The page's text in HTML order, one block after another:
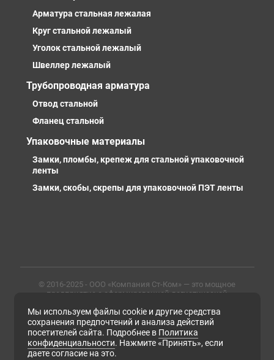
Арматура стальная лежалая
Круг стальной лежалый
Уголок стальной лежалый
Швеллер лежалый
Трубопроводная арматура
Отвод стальной
Фланец стальной
Упаковочные материалы
Замки, пломбы, крепеж для стальной упаковочной
ленты
Замки, скобы, скрепы для упаковочной ПЭТ ленты
© 2016-2025 - ООО «Компания Ст-Ком» — это мощное
предприятие с сформированной логистической
профессиональными сотрудниками. Предлагаем
металлопрокат любых марок, типов и размеров с
доставкой в России и СНГ
ИНН 6679102638, ОГРН 1169658133171
Мы используем файлы cookie и другие средства
сохранения предпочтений и анализа действий
посетителей сайта. Подробнее в Политика
конфиденциальности. Нажмите «Принять», если
даете согласие на это.